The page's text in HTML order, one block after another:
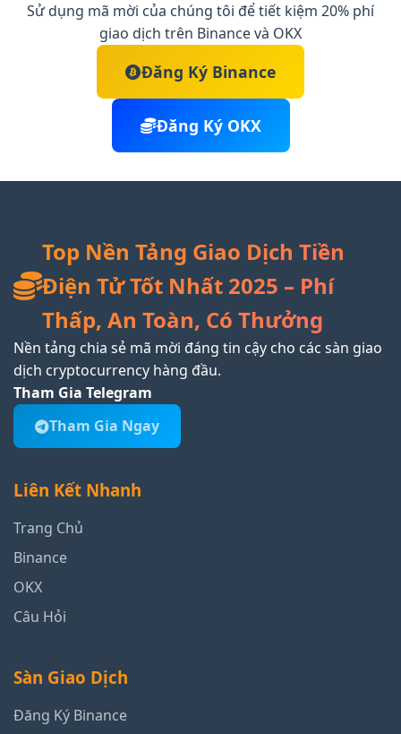
Sử dụng mã mời của chúng tôi để tiết kiệm 20% phí
giao dịch trên Binance và OKX
Đăng Ký Binance
Đăng Ký OKX
Top Nền Tảng Giao Dịch Tiền
Điện Tử Tốt Nhất 2025 – Phí
Thấp, An Toàn, Có Thưởng
Nền tảng chia sẻ mã mời đáng tin cậy cho các sàn giao
dịch cryptocurrency hàng đầu.
Tham Gia Telegram
Tham Gia Ngay
Liên Kết Nhanh
Trang Chủ
Binance
OKX
Câu Hỏi
Sàn Giao Dịch
Đăng Ký Binance